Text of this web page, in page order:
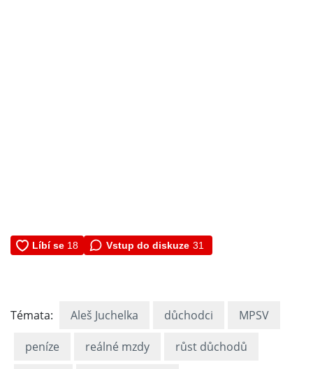
Vstup do diskuze 31
Témata: Aleš Juchelka důchodci MPSV
peníze reálné mzdy růst důchodů